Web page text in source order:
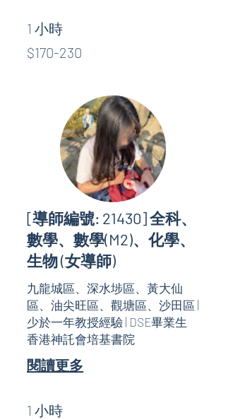
1 小時
230
$170-230
[導師編號: 21430] 全科、
數學、數學(M2)、化學、
生物 (女導師)
九龍城區、深水埗區、黃大仙
區、油尖旺區、觀塘區、沙田區 |
少於一年教授經驗 | DSE畢業生
香港神託會培基書院
閱讀更多
1 小時